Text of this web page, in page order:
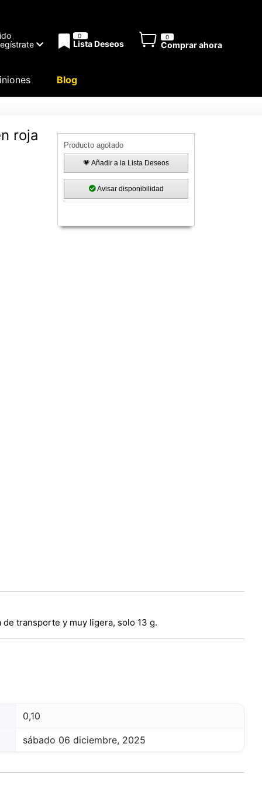
0
Lista Deseos
0
Comprar ahora
Blog
roja
Producto agotado
💗 Añadir a la Lista Deseos
Avisar disponibilidad
transporte y muy ligera, solo 13 g.
0,10
sábado 06 diciembre, 2025